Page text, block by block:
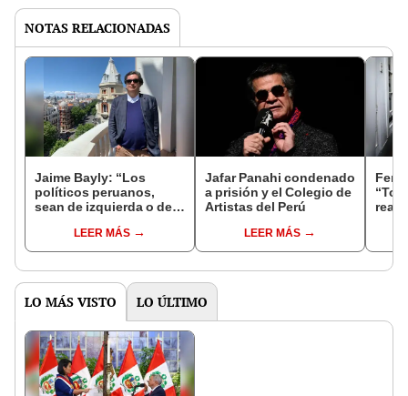
NOTAS RELACIONADAS
Jaime Bayly: “Los
políticos peruanos,
sean de izquierda o de
encuentran la manera
de decepcionarte”
LEER MÁS
Jafar Panahi condenado
a prisión y el Colegio de
Artistas del Perú
LEER MÁS
LO MÁS VISTO LO ÚLTIMO